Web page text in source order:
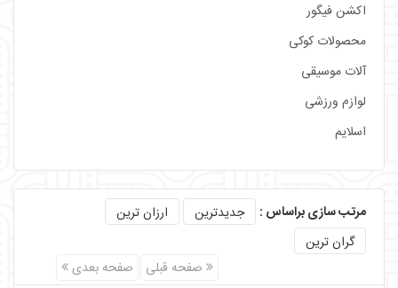
اکشن فیگور
محصولات کوکی
آلات موسیقی
لوازم ورزشی
اسلایم
مرتب سازی براساس : جدیدترین
ارزان ترین
گران ترین
صفحه قبلی
صفحه بعدی